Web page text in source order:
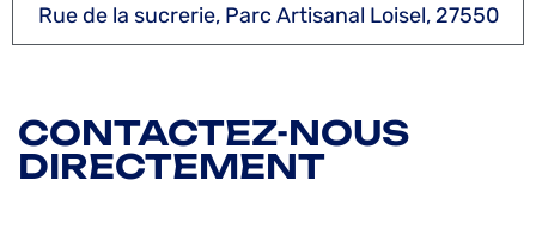
Rue de la sucrerie, Parc Artisanal Loisel, 27550
CONTACTEZ-NOUS
DIRECTEMENT